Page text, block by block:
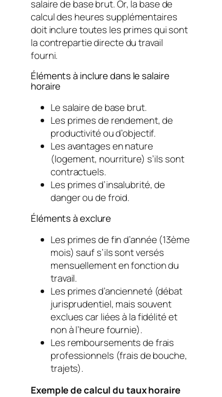
salaire de base brut. Or, la base de
calcul des heures supplémentaires
doit inclure toutes les primes qui sont
la contrepartie directe du travail
fourni.
Éléments à inclure dans le salaire
horaire
Le salaire de base brut.
Les primes de rendement, de
productivité ou d’objectif.
Les avantages en nature
(logement, nourriture) s’ils sont
contractuels.
Les primes d’insalubrité, de
danger ou de froid.
Éléments à exclure
Les primes de fin d’année (13ème
mois) sauf s’ils sont versés
mensuellement en fonction du
travail.
Les primes d’ancienneté (débat
jurisprudentiel, mais souvent
exclues car liées à la fidélité et
non à l’heure fournie).
Les remboursements de frais
professionnels (frais de bouche,
trajets).
Exemple de calcul du taux horaire